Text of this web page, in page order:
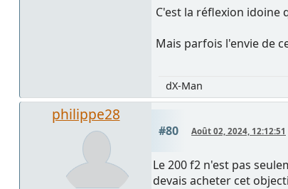
C'est la réflexion idoine
Mais parfois l'envie de
dX-Man
philippe28
#80 Août 02, 2024, 12:12:51
Le 200 f2 n'est pas
devais acheter cet